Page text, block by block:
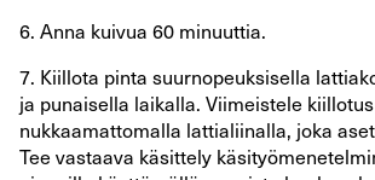
6. Anna kuivua 60 minuuttia.
7. Kiillota pinta suurnopeuksisella
ja punaisella laikalla. Viimeistele
nukkaamattomalla lattialiinalla, joka
Tee vastaava käsittely